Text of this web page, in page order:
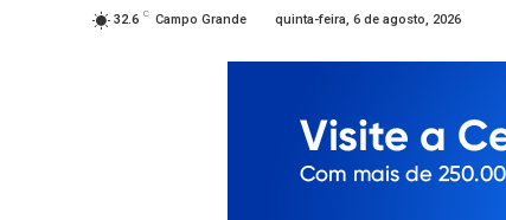
32.6 C Campo Grande quinta-feira, 6 de agosto, 2026